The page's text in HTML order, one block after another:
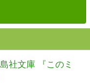
社文庫 『このミ